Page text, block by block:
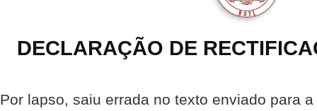
DECLARAÇÃO DE
Por lapso, saiu errada no texto enviado para